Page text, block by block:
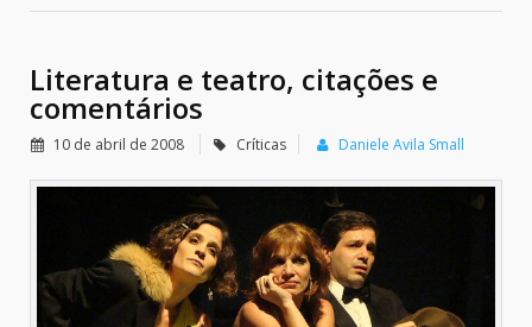
Literatura e teatro, citações e
comentários
10 de abril de 2008 Críticas Daniele Avila Small